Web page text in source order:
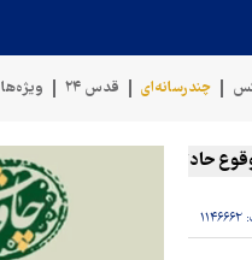
چندرسانه‌ای قدس ۲۴ ویژه‌ها
حادثه دریایی در سواحل عمان
۱۱۴۶۶۶۲